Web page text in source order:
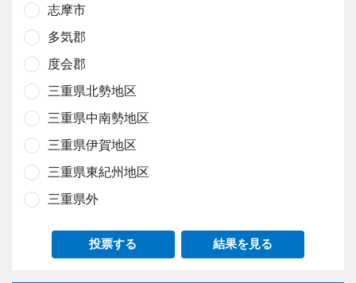
志摩市
多気郡
度会郡
三重県北勢地区
三重県中南勢地区
三重県伊賀地区
三重県東紀州地区
三重県外
投票する 結果を見る